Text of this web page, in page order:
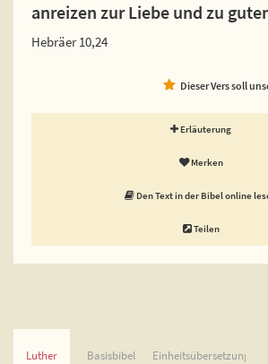
anreizen zur Liebe und zu
Hebräer 10,24
Dieser Vers soll
Erläuterung
Merken
Den Text in der Bibel online
Teilen
Luther Basisbibel Einheitsübersetzung